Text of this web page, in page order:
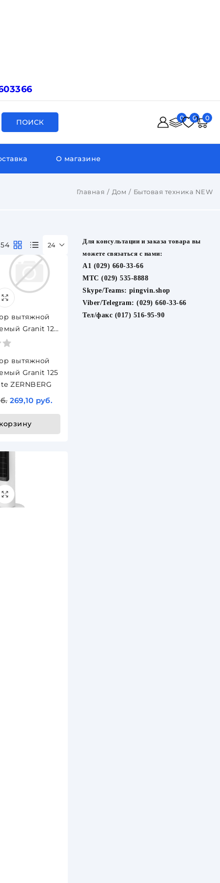
ПОИСК 0 0 0
О магазине
Главная Дом Бытовая техника NEW
24
вытяжной
Granit 125
ZERNBERG
вытяжной
Granit 125
ZERNBERG
269,10 руб.
Для консультации и заказа товара вы
можете связаться с нами:
A1 (029) 660-33-66
МТС (029) 535-8888
Skype/Teams: pingvin.shop
Viber/Telegram: (029) 660-33-66
Тел/факс (017) 516-95-90